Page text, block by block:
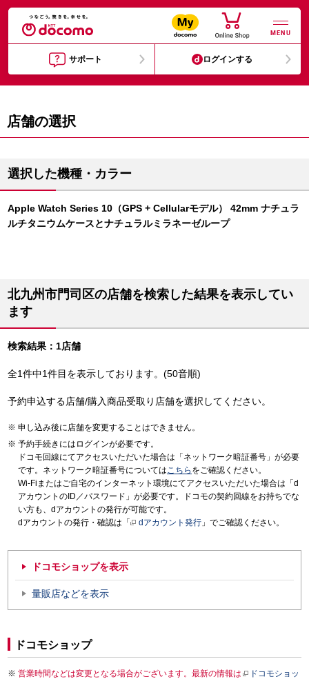
MENU
サポート ログインする
店舗の選択
選択した機種・カラー
Apple Watch Series 10（GPS + Cellularモデル） 42mm ナチュラ
ルチタニウムケースとナチュラルミラネーゼループ
北九州市門司区の店舗を検索した結果を表示してい
ます
検索結果：1店舗
全1件中1件目を表示しております。(50音順)
予約申込する店舗/購入商品受取り店舗を選択してください。
申し込み後に店舗を変更することはできません。
予約手続きにはログインが必要です。
ドコモ回線にてアクセスいただいた場合は「ネットワーク暗証番号」が必要
です。ネットワーク暗証番号についてはこちら をご確認ください。
Wi-Fiまたはご自宅のインターネット環境にてアクセスいただいた場合は「d
アカウントのID／パスワード」が必要です。ドコモの契約回線をお持ちでな
い方も、dアカウントの発行が可能です。
dアカウントの発行・確認は「
dアカウント発行 」でご確認ください。
ドコモショップを表示
量販店などを表示
ドコモショップ
営業時間などは変更となる場合がございます。最新の情報は
ドコモショッ